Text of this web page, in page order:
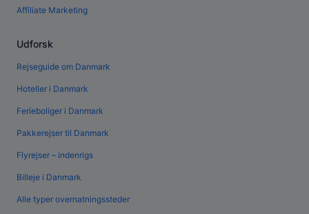
Affiliate Marketing
Udforsk
Rejseguide om Danmark
Hoteller i Danmark
Ferieboliger i Danmark
Pakkerejser til Danmark
Flyrejser – indenrigs
Billeje i Danmark
Alle typer overnatningssteder